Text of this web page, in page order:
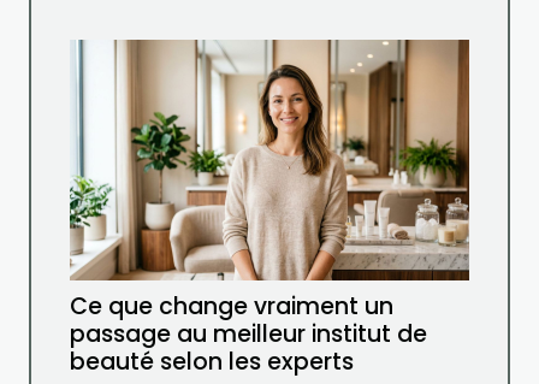
Ce que change vraiment un
passage au meilleur institut de
beauté selon les experts